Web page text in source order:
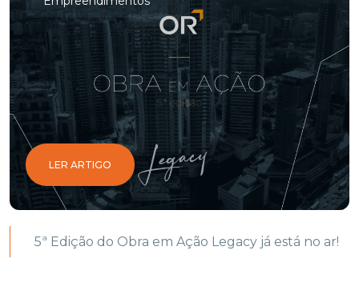
LER ARTIGO
5ª Edição do Obra em Ação Legacy já está no ar!